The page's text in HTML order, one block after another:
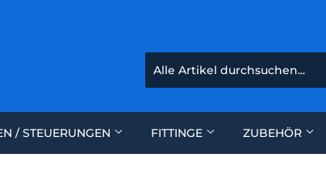
/ STEUERUNGEN FITTINGE ZUBEHÖR